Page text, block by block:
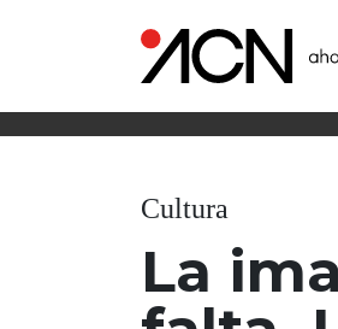
Cultura
La